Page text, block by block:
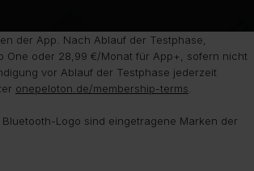
der App. Nach Ablauf der Testphase,
One oder 28,99 €/Monat für App+, sofern nicht
vor Ablauf der Testphase jederzeit
onepeloton.de/membership-terms
Bluetooth-Logo sind eingetragene Marken der